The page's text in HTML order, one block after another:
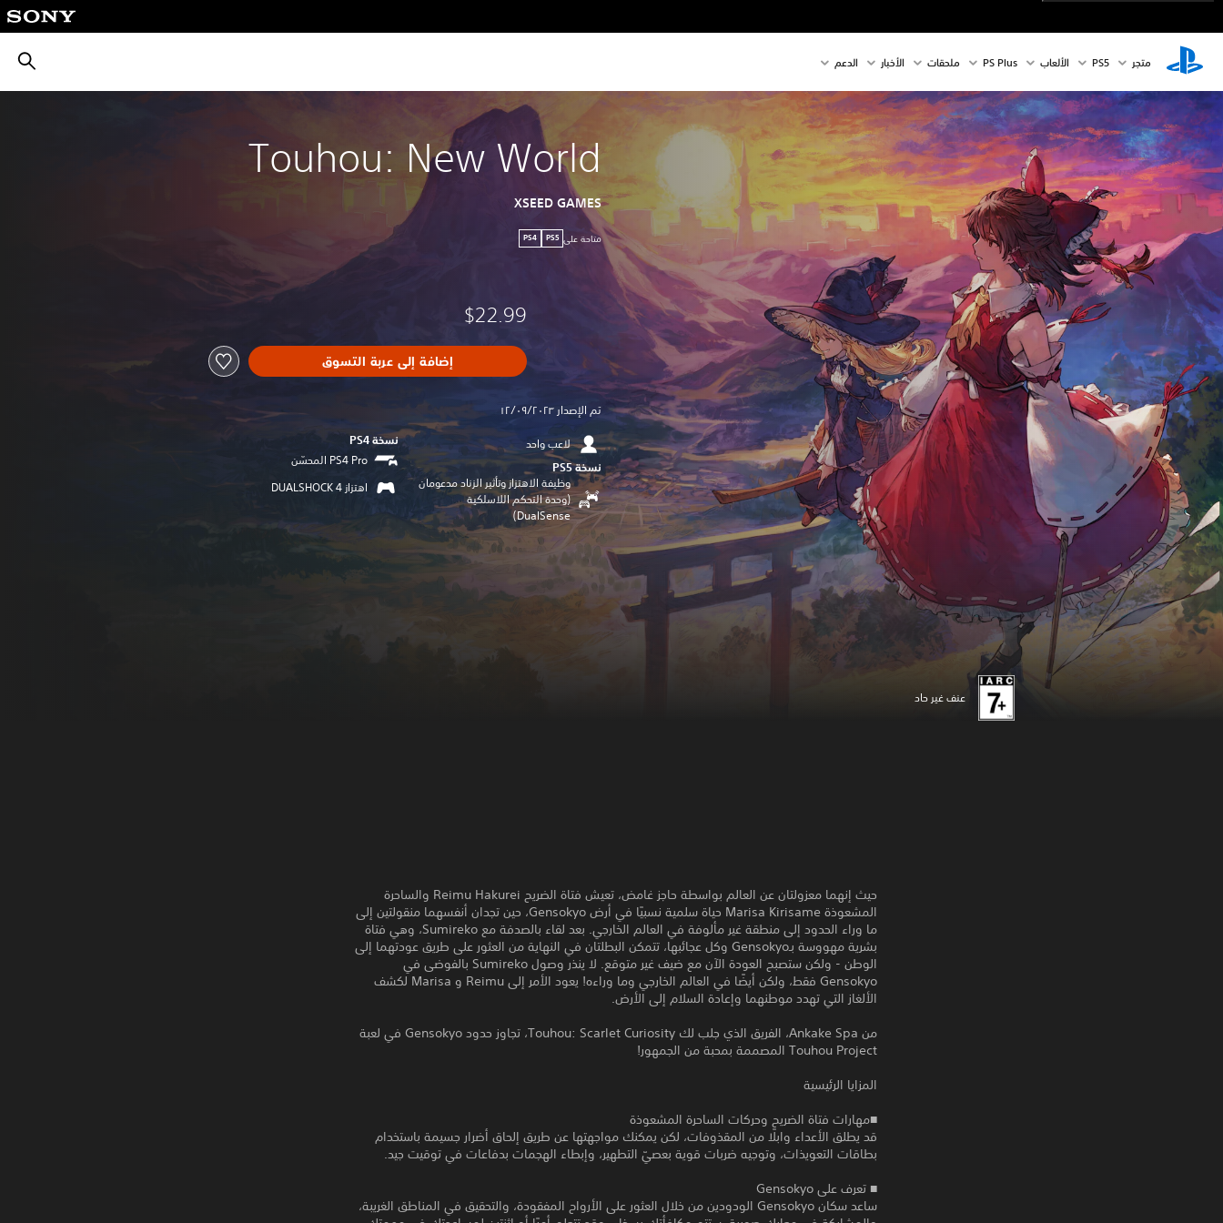
متجر PS5‏ الألعاب PS Plus ملحقات الأخبار الدعم
Touhou: New World
XSEED GAMES
متاحة على PS5
PS4
$22.99
إضافة إلى عربة التسوق
تم الإصدار ١٢/٠٩/٢٠٢٣
لاعب واحد
نسخة PS5‏
وظيفة الاهتزاز وتأثير الزناد مدعومان
(وحدة التحكم اللاسلكية
DualSense‏)
نسخة PS4‏
اهتزاز DUALSHOCK 4‏
عنف غير حاد
حيث إنهما معزولتان عن العالم بواسطة حاجز غامض، تعيش فتاة الضريح Reimu Hakurei والساحرة
المشعوذة Marisa Kirisame حياة سلمية نسبيًا في أرض Gensokyo، حين تجدان أنفسهما منقولتين إلى
ما وراء الحدود إلى منطقة غير مألوفة في العالم الخارجي. بعد لقاء بالصدفة مع Sumireko، وهي فتاة
بشرية مهووسة بـGensokyo وكل عجائبها، تتمكن البطلتان في النهاية من العثور على طريق عودتهما إلى
الوطن - ولكن ستصبح العودة الآن مع ضيف غير متوقع. لا ينذر وصول Sumireko بالفوضى في
Gensokyo فقط، ولكن أيضًا في العالم الخارجي وما وراءه! يعود الأمر إلى Reimu و Marisa لكشف
الألغاز التي تهدد موطنهما وإعادة السلام إلى الأرض.
من Ankake Spa، الفريق الذي جلب لك Touhou: Scarlet Curiosity، تجاوز حدود Gensokyo في لعبة
Touhou Project المصممة بمحبة من الجمهور!
المزايا الرئيسية
■مهارات فتاة الضريح وحركات الساحرة المشعوذة
قد يطلق الأعداء وابلًا من المقذوفات، لكن يمكنك مواجهتها عن طريق إلحاق أضرار جسيمة باستخدام
بطاقات التعويذات، وتوجيه ضربات قوية بعصيّ التطهير، وإبطاء الهجمات بدفاعات في توقيت جيد.
■ تعرف على Gensokyo
ساعد سكان Gensokyo الودودين من خلال العثور على الأرواح المفقودة، والتحقيق في المناطق الغريبة،